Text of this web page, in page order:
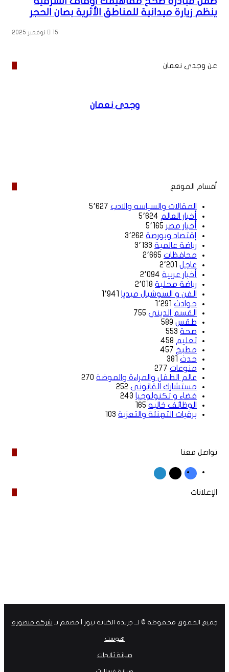
ينظم زيارة ميدانية للمناطق الأثرية بصان الحجر
15 نوفمبر 2025
عن وجدى نعمان
وجدى نعمان
أقسام الموقع
المقالات والسياسه والادب 5٬627
أخبار العالم 5٬624
أخبار مصر 5٬165
إقتصاد وبورصة 3٬262
رياضة عالمية 3٬133
محافظات 2٬665
عاجل 2٬201
أخبار عربية 2٬094
رياضة محلية 2٬018
الفن و السوشيال ميديا 1٬941
حوادث 1٬291
القسم الديني 755
طقس 589
صحة 553
تعليم 458
مطبخ 457
حدث 381
منوعات 277
عالم الطفل والمراءة والموضة 270
مستشارك القانونى 252
فضاء و تكنولوجيا 243
الوظائف خاليه 165
برقيات التهنئة والتعزية 103
تواصل معنا
فيسبوك لينكدإن
الإعلانات
جميع الحقوق محفوظة © لــ جريدة الكنانة نيوز | مصمم بـ شركة منصورة
هوست
صيانة ثلاجات